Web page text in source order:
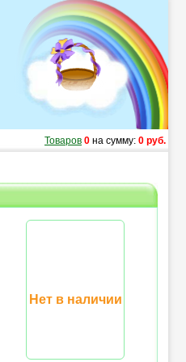
Товаров 0 на сумму: 0 руб.
Нет в наличии